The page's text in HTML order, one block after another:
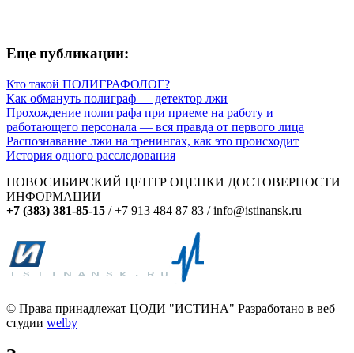
Еще публикации:
Кто такой ПОЛИГРАФОЛОГ?
Как обмануть полиграф — детектор лжи
Прохождение полиграфа при приеме на работу и
работающего персонала — вся правда от первого лица
Распознавание лжи на тренингах, как это происходит
История одного расследования
НОВОСИБИРСКИЙ ЦЕНТР ОЦЕНКИ ДОСТОВЕРНОСТИ
ИНФОРМАЦИИ
+7 (383) 381-85-15 / +7 913 484 87 83 / info@istinansk.ru
© Права принадлежат ЦОДИ "ИСТИНА" Разработано в веб
студии welby